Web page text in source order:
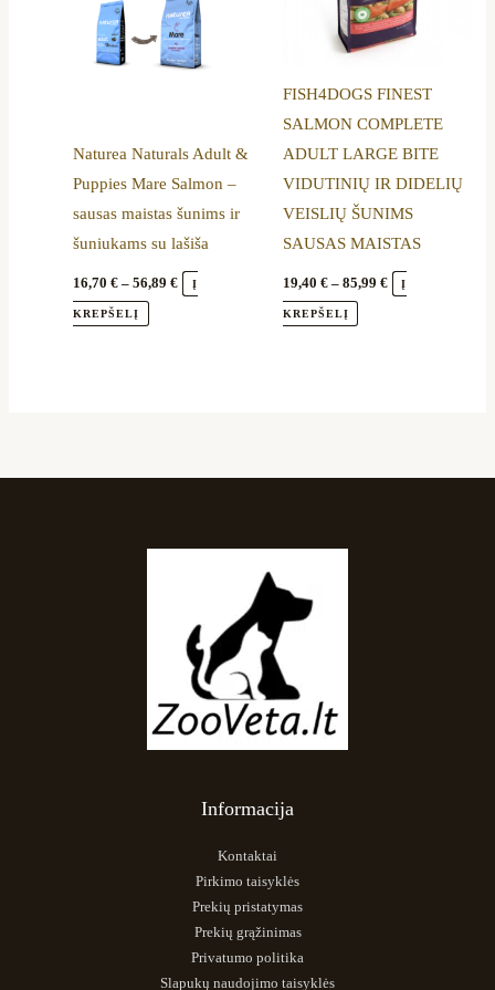
Naturea Naturals Adult &
Puppies Mare Salmon –
sausas maistas šunims ir
šuniukams su lašiša
16,70€ – 56,89€ Į
KREPŠELĮ
variants.
The
options
chosen
on
the
product
page
FISH4DOGS FINEST
SALMON COMPLETE
ADULT LARGE BITE
VIDUTINIŲ IR DIDELIŲ
VEISLIŲ ŠUNIMS
SAUSAS MAISTAS
19,40 € – 85,99 € Į
KREPŠELĮ
variants.
The
may
be
chosen
on
the
product
page
Informacija
Kontaktai
Pirkimo taisyklės
Prekių pristatymas
Prekių grąžinimas
Privatumo politika
Slapukų naudojimo taisyklės